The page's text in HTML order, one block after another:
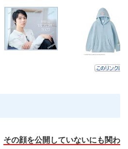
その顔を公開していないにも関わ